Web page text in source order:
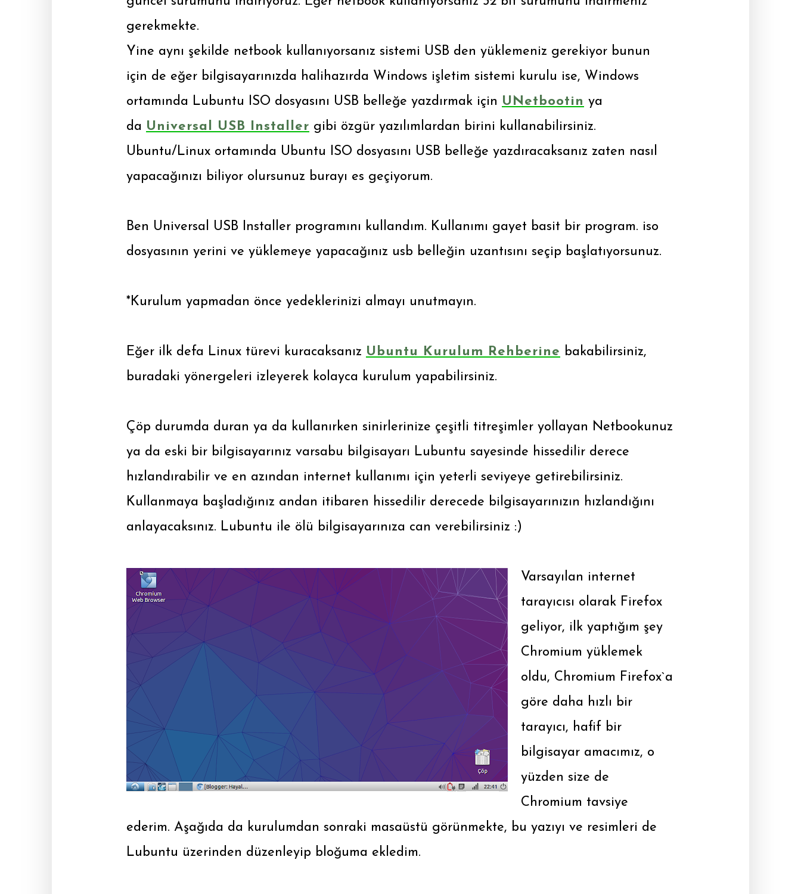
gerekmekte.
Yine aynı şekilde netbook kullanıyorsanız sistemi USB den yüklemeniz gerekiyor bunun
için de eğer bilgisayarınızda halihazırda Windows işletim sistemi kurulu ise, Windows
ortamında Lubuntu ISO dosyasını USB belleğe yazdırmak için UNetbootin ya
da Universal USB Installer gibi özgür yazılımlardan birini kullanabilirsiniz.
Ubuntu/Linux ortamında Ubuntu ISO dosyasını USB belleğe yazdıracaksanız zaten nasıl
yapacağınızı biliyor olursunuz burayı es geçiyorum.
Ben Universal USB Installer programını kullandım. Kullanımı gayet basit bir program. iso
dosyasının yerini ve yüklemeye yapacağınız usb belleğin uzantısını seçip başlatıyorsunuz.
*Kurulum yapmadan önce yedeklerinizi almayı unutmayın.
Eğer ilk defa Linux türevi kuracaksanız Ubuntu Kurulum Rehberine bakabilirsiniz,
buradaki yönergeleri izleyerek kolayca kurulum yapabilirsiniz.
Çöp durumda duran ya da kullanırken sinirlerinize çeşitli titreşimler yollayan Netbookunuz
ya da eski bir bilgisayarınız varsabu bilgisayarı Lubuntu sayesinde hissedilir derece
hızlandırabilir ve en azından internet kullanımı için yeterli seviyeye getirebilirsiniz.
Kullanmaya başladığınız andan itibaren hissedilir derecede bilgisayarınızın hızlandığını
anlayacaksınız. Lubuntu ile ölü bilgisayarınıza can verebilirsiniz :)
Varsayılan internet
tarayıcısı olarak Firefox
geliyor, ilk yaptığım şey
Chromium yüklemek
oldu, Chromium Firefox`a
göre daha hızlı bir
tarayıcı, hafif bir
bilgisayar amacımız, o
yüzden size de
Chromium tavsiye
ederim. Aşağıda da kurulumdan sonraki masaüstü görünmekte, bu yazıyı ve resimleri de
Lubuntu üzerinden düzenleyip bloğuma ekledim.